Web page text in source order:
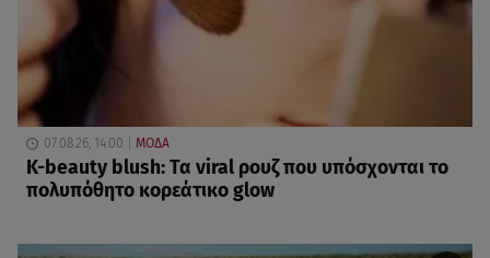
07.08.26, 14:00 ΜΟΔΑ
K-beauty blush: Τα viral ρουζ που υπόσχονται το
πολυπόθητο κορεάτικο glow